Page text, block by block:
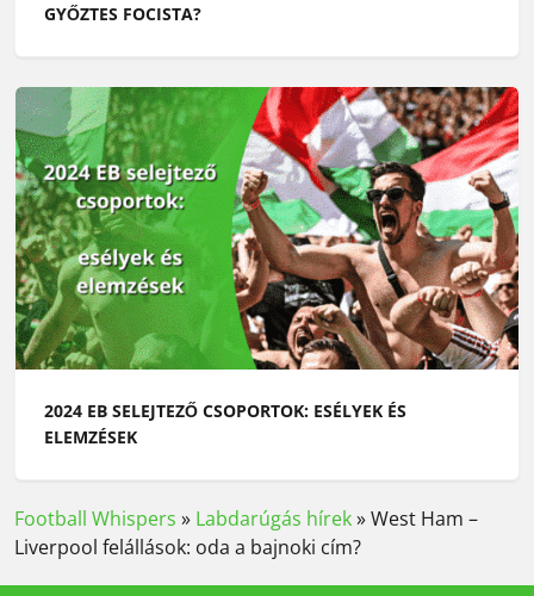
GYŐZTES FOCISTA?
2024 EB SELEJTEZŐ CSOPORTOK: ESÉLYEK ÉS
ELEMZÉSEK
Football Whispers » Labdarúgás hírek»West Ham –
Liverpool felállások: oda a bajnoki cím?